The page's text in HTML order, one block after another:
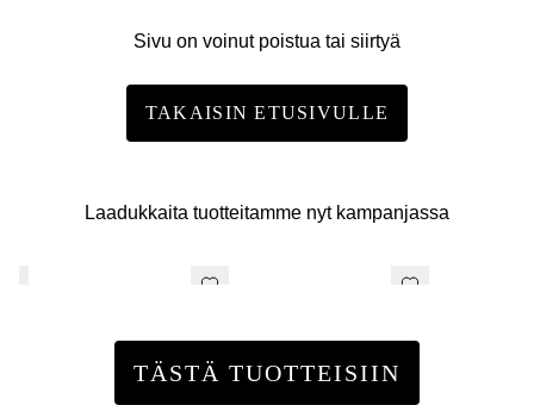
Sivu on voinut poistua tai siirtyä
TAKAISIN ETUSIVULLE
Laadukkaita tuotteitamme nyt kampanjassa
TÄSTÄ TUOTTEISIIN